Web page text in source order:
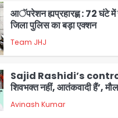
आॅपरेशन ह्यप्रहारह्ण : 72 घंटे में
जिला पुलिस का बड़ा एक्शन
Team JHJ
Sajid Rashidi’s
शिवभक्त नहीं, आतंकवादी हैं’,
कांवड़ियों पर विवादित बयान,
कराई FIR, NSA की मांग
Avinash Kumar